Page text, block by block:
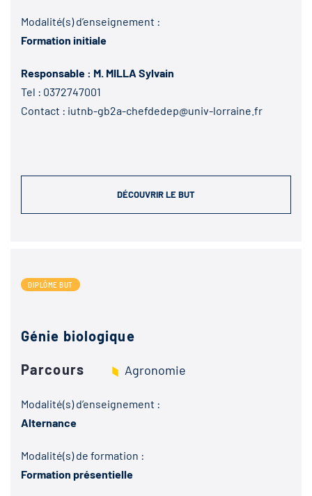
Modalité(s) d’enseignement :
Formation initiale
Responsable : M. MILLA Sylvain
Tel : 0372747001
Contact : iutnb-gb2a-chefdedep@univ-lorraine.fr
DÉCOUVRIR LE BUT
DIPLÔME BUT
Génie biologique
Parcours
Agronomie
Modalité(s) d’enseignement :
Alternance
Modalité(s) de formation :
Formation présentielle